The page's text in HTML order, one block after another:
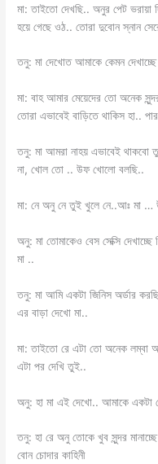
মা: তাইতো দেখছি.. অনুর পেট
হয়ে গেছে ওঠ.. তোরা দুবোন স্নান
তনু: মা দেখোত আমাকে কেমন
মা: বাহ আমার মেয়েদের তো অনেক
তোরা এভাবেই বাড়িতে থাকিস হা..
তনু: মা আমরা নাহয় এভাবেই থাকবো
না, খোল তো .. উফ খোলো বলছি..
মা: নে অনু নে তুই খুলে নে..আঃ মা …
অনু: মা তোমাকেও বেস সেক্সি
মা ..
তনু: মা আমি একটা জিনিস অর্ডার
এর বাড়া দেখো মা..
মা: তাইতো রে এটা তো অনেক লম্বা
এটা পর দেখি তুই..
অনু: হা মা এই দেখো.. আমাকে একটা
তনু: হা রে অনু তোকে খুব সুন্দর
বোন চোদার কাহিনী